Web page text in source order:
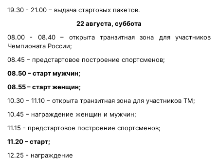
19.30 - 21.00 – выдача стартовых пакетов.
22 августа, суббота
08.00 - 08.40 – открыта транзитная зона для участников
Чемпионата России;
08.45 – предстартовое построение спортсменов;
08.50 – старт мужчин;
08.55 – старт женщин;
10.30 – 11.10 – открыта транзитная зона для участников ТМ;
10.45 – награждение женщин и мужчин;
11.15 - предстартовое построение спортсменов;
11.20 – старт;
12.25 - награждение